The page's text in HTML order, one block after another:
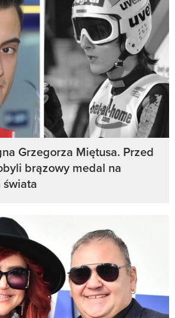
Grzegorza Miętusa. Przed
brązowy medal na